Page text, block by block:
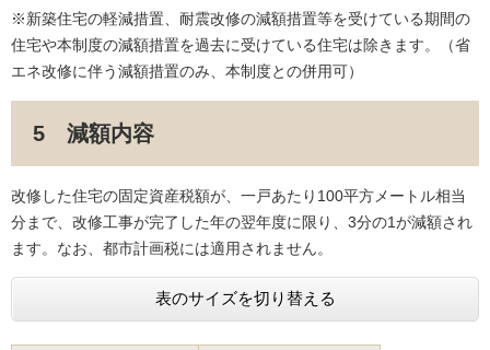
※新築住宅の軽減措置、耐震改修の減額措置等を受けている期間の
住宅や本制度の減額措置を過去に受けている住宅は除きます。（省
エネ改修に伴う減額措置のみ、本制度との併用可）
5 減額内容
改修した住宅の固定資産税額が、一戸あたり100平方メートル相当
分まで、改修工事が完了した年の翌年度に限り、3分の1が減額され
ます。なお、都市計画税には適用されません。
表のサイズを切り替える